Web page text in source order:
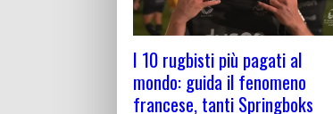
I 10 rugbisti più pagati al
mondo: guida il fenomeno
francese, tanti Springboks